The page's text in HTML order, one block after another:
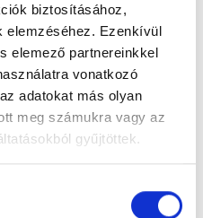
biztosításához,
elemzéséhez. Ezenkívül
elemező partnereinkkel
vonatkozó
adatokat más olyan
meg számukra vagy az
gyűjtöttek.
részeként módosul
3–8. között,
várják az ügyfeleket.